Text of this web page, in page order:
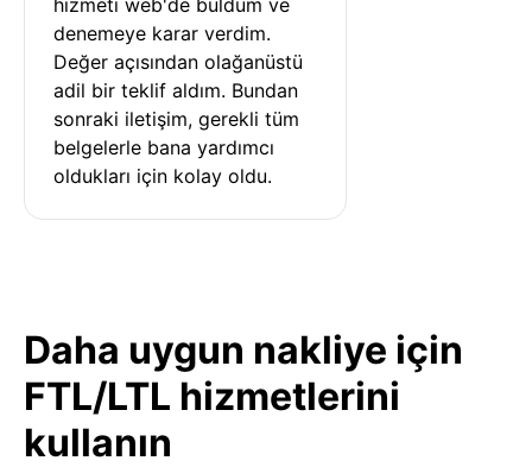
denemeye karar verdim.
Değer açısından olağanüstü
adil bir teklif aldım. Bundan
sonraki iletişim, gerekli tüm
belgelerle bana yardımcı
oldukları için kolay oldu.
Daha uygun nakliye için
FTL/LTL hizmetlerini
kullanın